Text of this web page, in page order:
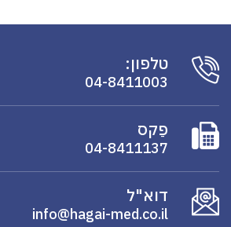
טלפון:
04-8411003
פַקס
04-8411137
דוא"ל
info@hagai-med.co.il